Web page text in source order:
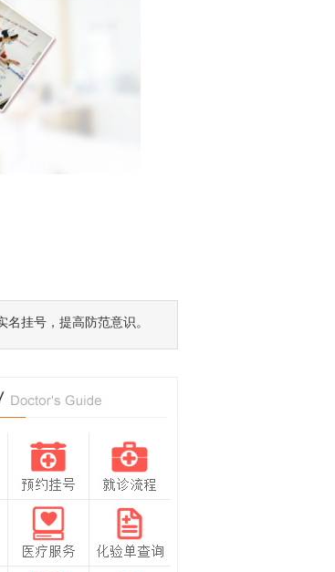
挂号，提高防范意识。